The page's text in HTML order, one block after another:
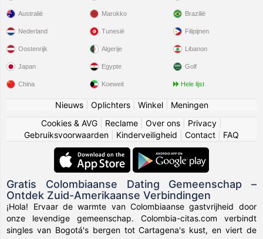
Australië
Nederland
Oostenrijk
Japan
China
Marokko
Tunesië
Algerije
Egypte
Koeweit
Brazilië
Filipijnen
Libanon
Golf
Hele lijst
Nieuws| Oplichters| Winkel| Meningen
Cookies & AVG
Reclame Over ons Privacy
Gebruiksvoorwaarden
Kinderveiligheid Contact FAQ
Gratis Colombiaanse Dating Gemeenschap –
Ontdek Zuid-Amerikaanse Verbindingen
¡Hola! Ervaar de warmte van Colombiaanse gastvrijheid door
onze levendige gemeenschap. Colombia-citas.com verbindt
singles van Bogotá's bergen tot Cartagena's kust, en viert de